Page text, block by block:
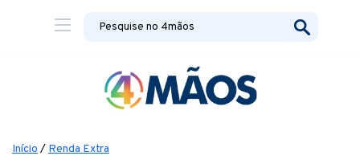
Início / Renda Extra